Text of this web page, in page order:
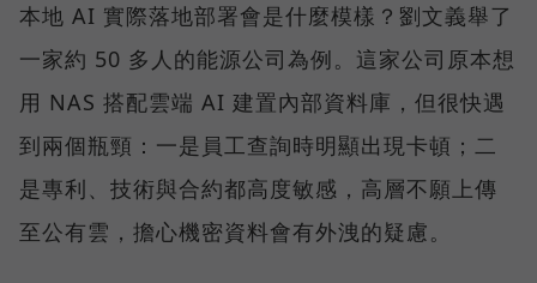
本地 AI 實際落地部署會是什麼模樣？劉文義舉了
一家約 50 多人的能源公司為例。這家公司原本想
用 NAS 搭配雲端 AI 建置內部資料庫，但很快遇
到兩個瓶頸：一是員工查詢時明顯出現卡頓；二
是專利、技術與合約都高度敏感，高層不願上傳
至公有雲，擔心機密資料會有外洩的疑慮。